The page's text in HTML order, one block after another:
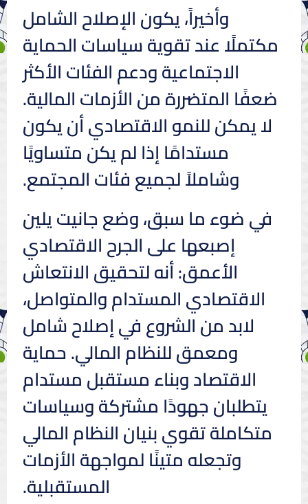
وأخيراً، يكون الإصلاح الشامل
مكتملًا عند تقوية سياسات الحماية
الاجتماعية ودعم الفئات الأكثر
ضعفًا المتضررة من الأزمات المالية.
لا يمكن للنمو الاقتصادي أن يكون
مستدامًا إذا لم يكن متساويًا
وشاملاً لجميع فئات المجتمع.
في ضوء ما سبق، وضع جانيت يلين
إصبعها على الجرح الاقتصادي
الأعمق: أنه لتحقيق الانتعاش
الاقتصادي المستدام والمتواصل،
لابد من الشروع في إصلاح شامل
ومعمق للنظام المالي. حماية
الاقتصاد وبناء مستقبل مستدام
يتطلبان جهودًا مشتركة وسياسات
متكاملة تقوي بنيان النظام المالي
وتجعله متينًا لمواجهة الأزمات
المستقبلية.